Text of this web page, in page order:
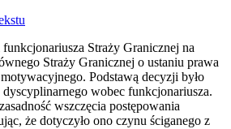
funkcjonariusza Straży Granicznej na
Straży Granicznej o ustaniu prawa
Podstawą decyzji było
wobec funkcjonariusza.
wszczęcia postępowania
że dotyczyło ono czynu ściganego z